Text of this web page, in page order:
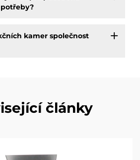
kamer společnost
články